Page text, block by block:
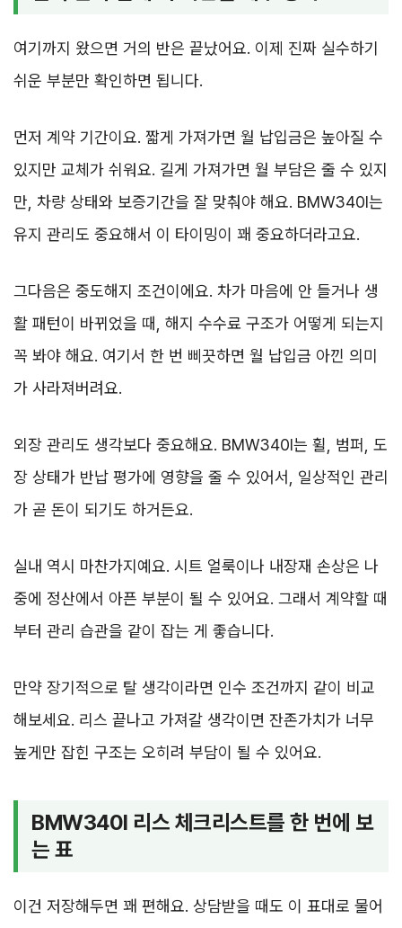
여기까지 왔으면 거의 반은 끝났어요. 이제 진짜 실수하기
쉬운 부분만 확인하면 됩니다.
먼저 계약 기간이요. 짧게 가져가면 월 납입금은 높아질 수
있지만 교체가 쉬워요. 길게 가져가면 월 부담은 줄 수 있지
만, 차량 상태와 보증기간을 잘 맞춰야 해요. BMW340I는
유지 관리도 중요해서 이 타이밍이 꽤 중요하더라고요.
그다음은 중도해지 조건이에요. 차가 마음에 안 들거나 생
활 패턴이 바뀌었을 때, 해지 수수료 구조가 어떻게 되는지
꼭 봐야 해요. 여기서 한 번 삐끗하면 월 납입금 아낀 의미
가 사라져버려요.
외장 관리도 생각보다 중요해요. BMW340I는 휠, 범퍼, 도
장 상태가 반납 평가에 영향을 줄 수 있어서, 일상적인 관리
가 곧 돈이 되기도 하거든요.
실내 역시 마찬가지예요. 시트 얼룩이나 내장재 손상은 나
중에 정산에서 아픈 부분이 될 수 있어요. 그래서 계약할 때
부터 관리 습관을 같이 잡는 게 좋습니다.
만약 장기적으로 탈 생각이라면 인수 조건까지 같이 비교
해보세요. 리스 끝나고 가져갈 생각이면 잔존가치가 너무
높게만 잡힌 구조는 오히려 부담이 될 수 있어요.
BMW340I 리스 체크리스트를 한 번에 보
는 표
이건 저장해두면 꽤 편해요. 상담받을 때도 이 표대로 물어